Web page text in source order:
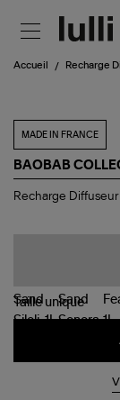
Accueil Recharge
MADE IN FRANCE
BAOBAB
Recharge
Recharge Diffuseur
Taille unique